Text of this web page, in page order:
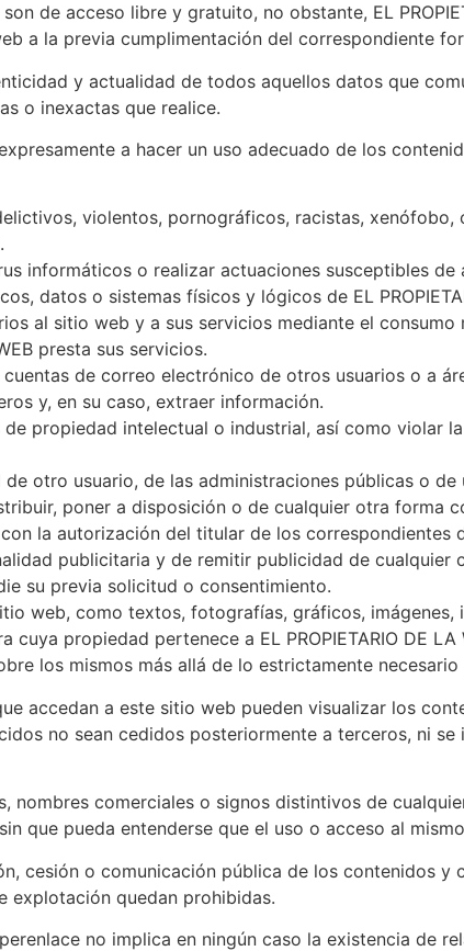
de acceso libre y gratuito, no obstante, EL
a la previa cumplimentación del correspondiente
y actualidad de todos aquellos datos que
o inexactas que realice.
a hacer un uso adecuado de los
violentos, pornográficos, racistas,
informáticos o realizar actuaciones susceptibles
datos o sistemas físicos y lógicos de EL
al sitio web y a sus servicios mediante el
presta sus servicios.
de correo electrónico de otros usuarios o a
y, en su caso, extraer información.
propiedad intelectual o industrial, así como violar
otro usuario, de las administraciones públicas o de
poner a disposición o de cualquier otra forma
la autorización del titular de los correspondientes
publicitaria y de remitir publicidad de
su previa solicitud o consentimiento.
web, como textos, fotografías, gráficos,
cuya propiedad pertenece a EL PROPIETARIO DE
los mismos más allá de lo estrictamente
accedan a este sitio web pueden visualizar los
no sean cedidos posteriormente a terceros, ni
nombres comerciales o signos distintivos de
sin que pueda entenderse que el uso o acceso al
cesión o comunicación pública de los contenidos
explotación quedan prohibidas.
no implica en ningún caso la existencia de